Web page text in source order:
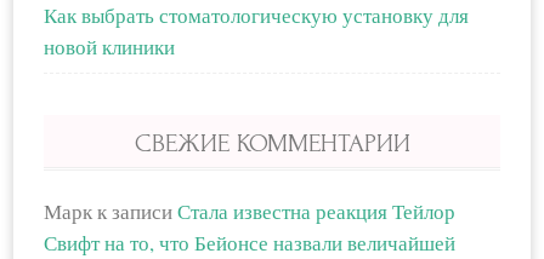
Как выбрать стоматологическую установку для
новой клиники
СВЕЖИЕ КОММЕНТАРИИ
Маркк записиСтала известна реакция Тейлор
Свифт на то, что Бейонсе назвали величайшей